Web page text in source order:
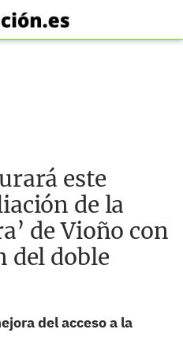
este
de la
de Vioño con
del doble
del acceso a la